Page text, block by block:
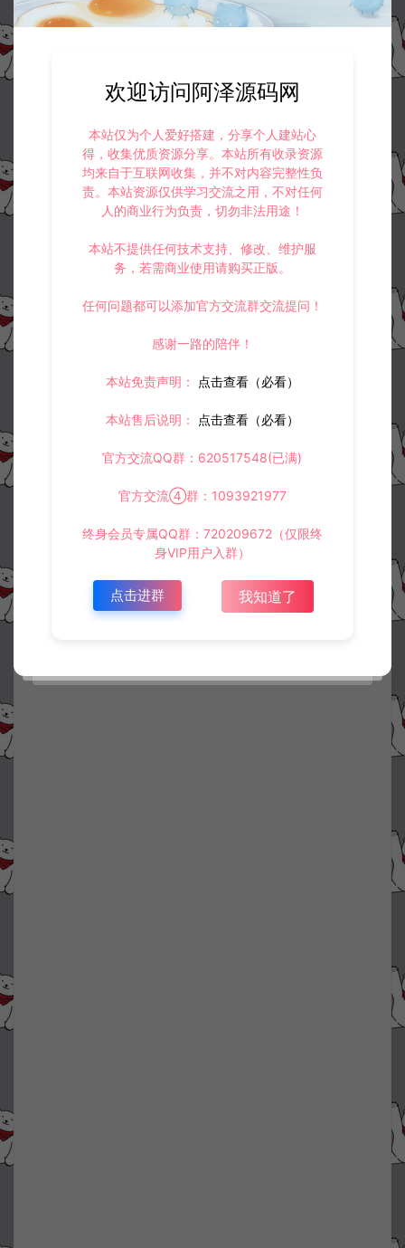
欢迎访问阿泽源码网
本站仅为个人爱好搭建，分享个人建站心
得，收集优质资源分享。本站所有收录资源
均来自于互联网收集，并不对内容完整性负
责。本站资源仅供学习交流之用，不对任何
人的商业行为负责，切勿非法用途！
本站不提供任何技术支持、修改、维护服
务，若需商业使用请购买正版。
任何问题都可以添加官方交流群交流提问！
感谢一路的陪伴！
本站免责声明： 点击查看（必看）
本站售后说明： 点击查看（必看）
官方交流QQ群：620517548(已满)
官方交流④群：1093921977
终身会员专属QQ群：720209672（仅限终
身VIP用户入群）
点击进群 我知道了